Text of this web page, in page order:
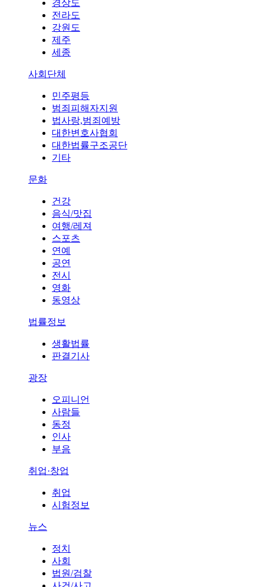
경상도
전라도
강원도
제주
세종
사회단체
민주평등
범죄피해자지원
법사랑,범죄예방
대한변호사협회
대한법률구조공단
기타
문화
건강
음식/맛집
여행/레져
스포츠
연예
공연
전시
영화
동영상
법률정보
생활법률
판결기사
광장
오피니언
사람들
동정
인사
부음
취업·창업
취업
시험정보
뉴스
정치
사회
법원/검찰